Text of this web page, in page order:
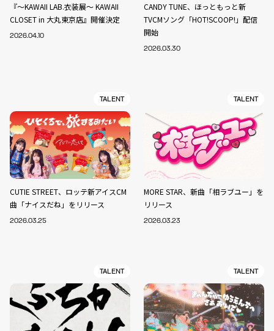
『～KAWAII LAB.衣装展～ KAWAII
CLOSET in 大丸東京店』開催決定
2026.04.10
CANDY TUNE、ほっともっと新
TVCMソング「HOT!SCOOP!」配信
開始
2026.03.30
TALENT
CUTIE STREET、ロッテ新アイスCM
曲「ナイスだね」をリリース
2026.03.25
TALENT
MORE STAR、新曲「相ラブユー」を
リリース
2026.03.23
TALENT TALENT